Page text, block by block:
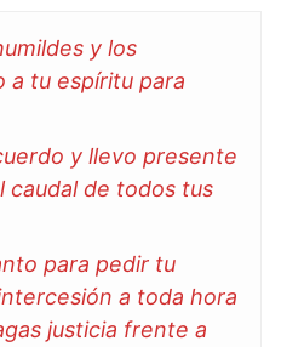
y los
a tu espíritu para
y llevo presente
caudal de todos tus
para pedir tu
a toda hora
justicia frente a